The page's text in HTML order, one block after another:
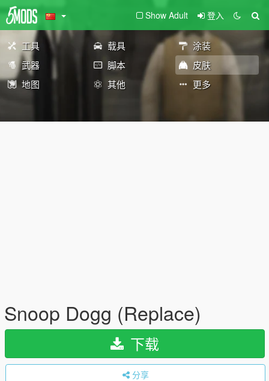
Show Adult 登入
工具 载具
涂装
武器
脚本
皮肤
地图
其他 更多
Snoop Dogg (Replace)
下载
分享